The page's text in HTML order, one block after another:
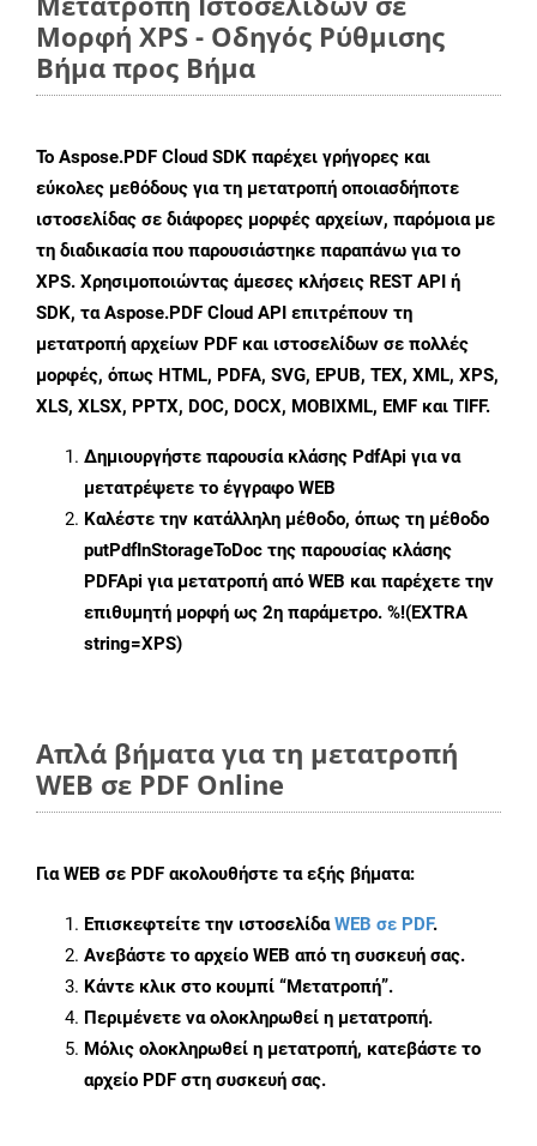
Μορφή XPS - Οδηγός Ρύθμισης
Βήμα προς Βήμα
Το Aspose.PDF Cloud SDK παρέχει γρήγορες και
εύκολες μεθόδους για τη μετατροπή οποιασδήποτε
ιστοσελίδας σε διάφορες μορφές αρχείων, παρόμοια με
τη διαδικασία που παρουσιάστηκε παραπάνω για το
XPS. Χρησιμοποιώντας άμεσες κλήσεις REST API ή
SDK, τα Aspose.PDF Cloud API επιτρέπουν τη
μετατροπή αρχείων PDF και ιστοσελίδων σε πολλές
μορφές, όπως HTML, PDFA, SVG, EPUB, TEX, XML, XPS,
XLS, XLSX, PPTX, DOC, DOCX, MOBIXML, EMF και TIFF.
Δημιουργήστε παρουσία κλάσης PdfApi για να
μετατρέψετε το έγγραφο WEB
Καλέστε την κατάλληλη μέθοδο, όπως τη μέθοδο
putPdfInStorageToDoc της παρουσίας κλάσης
PDFApi για μετατροπή από WEB και παρέχετε την
επιθυμητή μορφή ως 2η παράμετρο. %!(EXTRA
string=XPS)
Απλά βήματα για τη μετατροπή
WEB σε PDF Online
ΓιαWEB σε PDF ακολουθήστε τα εξής βήματα:
Επισκεφτείτε την ιστοσελίδαWEB σε PDF.
Ανεβάστε το αρχείο WEB από τη συσκευή σας.
Κάντε κλικ στο κουμπί “Μετατροπή”.
Περιμένετε να ολοκληρωθεί η μετατροπή.
Μόλις ολοκληρωθεί η μετατροπή, κατεβάστε το
αρχείο PDF στη συσκευή σας.